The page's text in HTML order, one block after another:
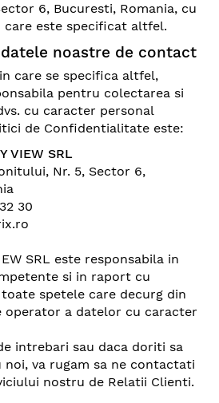
6, Bucuresti, Romania, cu
este specificat altfel.
datele noastre de contact
care se specifica altfel,
pentru colectarea si
cu caracter personal
de Confidentialitate este:
VIEW SRL
Nr. 5, Sector 6,
30
SRL este responsabila in
si in raport cu
spetele care decurg din
operator a datelor cu caracter
intrebari sau daca doriti sa
va rugam sa ne contactati
nostru de Relatii Clienti.